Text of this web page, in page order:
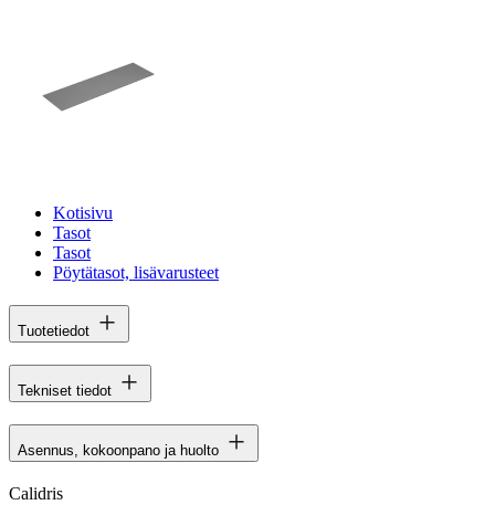
Kotisivu
Tasot
Tasot
Pöytätasot, lisävarusteet
Tuotetiedot
Tekniset tiedot
Asennus, kokoonpano ja huolto
Calidris